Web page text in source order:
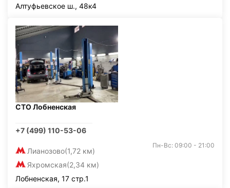
Алтуфьевское ш., 48к4
СТО Лобненская
+7 (499) 110-53-06
Лианозово(1,72 км)
Яхромская(2,34 км)
Пн-Вс: 09:00 - 21:00
Лобненская, 17 стр.1